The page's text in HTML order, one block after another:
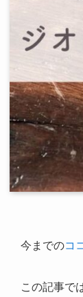
今までのコ
この記事で